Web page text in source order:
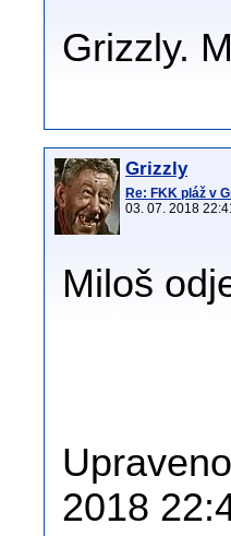
Grizzly.
Grizzly
Re: FKK pláž v
03. 07. 2018
Miloš
2018